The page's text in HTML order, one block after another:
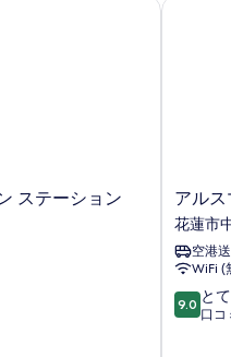
ステーション
ア
ル
ス
マ
ホ
テ
ル
アル
花蓮市
空港
WiFi (
10
段
9.0 と
口コ